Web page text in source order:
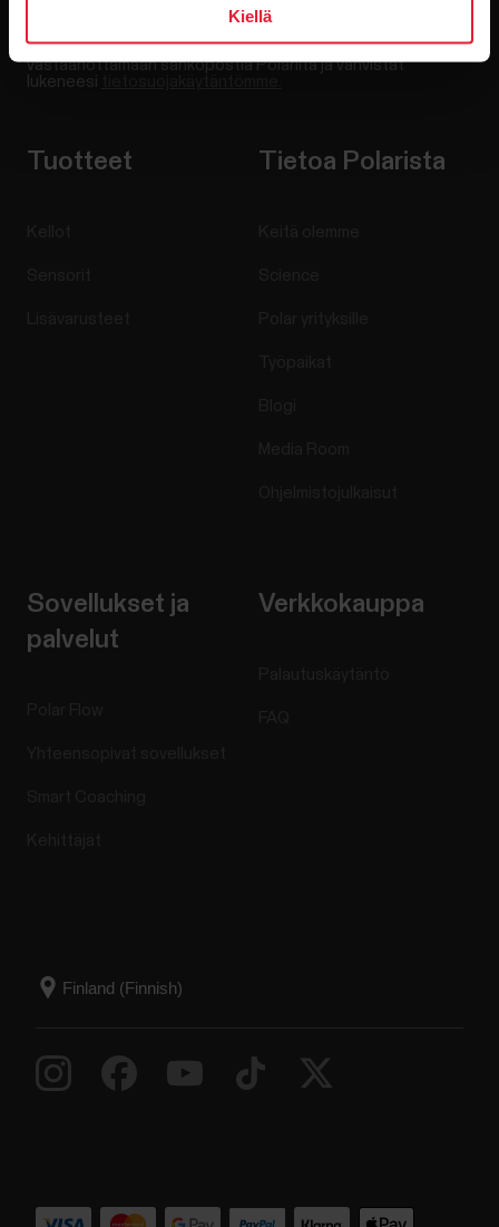
Kiellä
Kun klikkaat Tilaa-painiketta, suostut samalla
vastaanottamaan sähköpostia Polarilta ja vahvistat
lukeneesi
Tuotteet Tietoa Polarista
Sovellukset ja
palvelut
Verkkokauppa